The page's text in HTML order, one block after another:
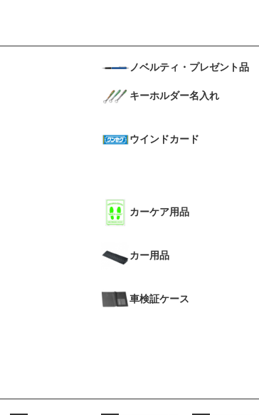
ノベルティ・プレゼント品
キーホルダー名入れ
ウインドカード
カーケア用品
カー用品
車検証ケース